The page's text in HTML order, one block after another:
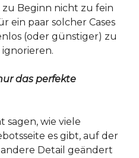
Beginn nicht zu fein
ein paar solcher Cases
(oder günstiger) zu
das perfekte
sagen, wie viele
es gibt, auf der
Detail geändert